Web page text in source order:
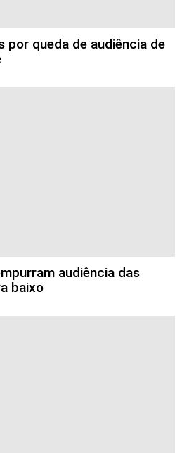
por queda de audiência de
audiência das
baixo